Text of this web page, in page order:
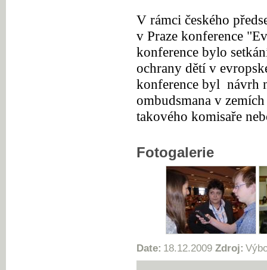
V rámci českého
v Praze konference
konference bylo
ochrany dětí v
konference byl návrh
ombudsmana v
takového komisaře
Fotogalerie
Date: 18.12.2009 Zdroj: